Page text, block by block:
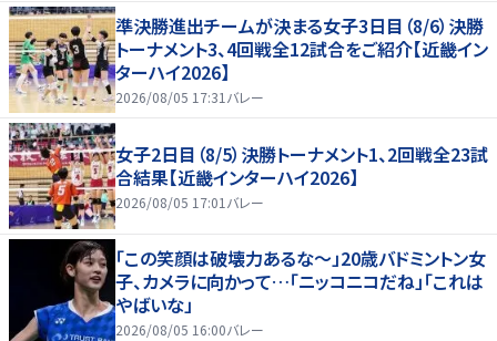
準決勝進出チームが決まる女子3日目（8/6）決勝
トーナメント3、4回戦全12試合をご紹介【近畿イン
ターハイ2026】
2026/08/05 17:31 バレー
女子2日目（8/5）決勝トーナメント1、2回戦全23試
合結果【近畿インターハイ2026】
2026/08/05 17:01 バレー
「この笑顔は破壊力あるな〜」20歳バドミントン女
子、カメラに向かって…「ニッコニコだね」「これは
やばいな」
2026/08/05 16:00バレー